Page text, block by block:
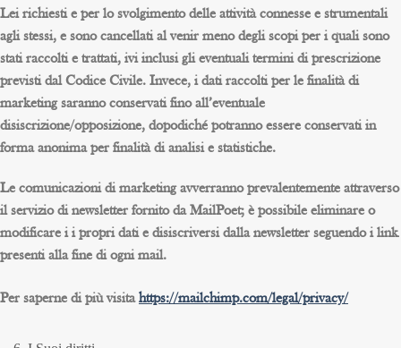
Lei richiesti e per lo svolgimento delle attività connesse e strumentali
agli stessi, e sono cancellati al venir meno degli scopi per i quali sono
stati raccolti e trattati, ivi inclusi gli eventuali termini di prescrizione
previsti dal Codice Civile. Invece, i dati raccolti per le finalità di
marketing saranno conservati fino all’eventuale
disiscrizione/opposizione, dopodiché potranno essere conservati in
forma anonima per finalità di analisi e statistiche.
Le comunicazioni di marketing avverranno prevalentemente attraverso
il servizio di newsletter fornito daMailPoet; è possibile eliminare o
modificare i i propri dati e disiscriversi dalla newsletter seguendo i link
presenti alla fine di ogni mail.
Per saperne di più visitahttps://mailchimp.com/legal/privacy/